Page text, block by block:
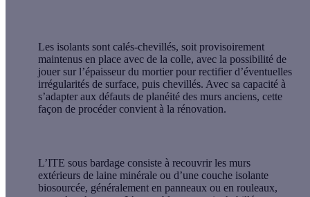
Les isolants sont calés-chevillés, soit provisoirement
maintenus en place avec de la colle, avec la possibilité de
jouer sur l’épaisseur du mortier pour rectifier d’éventuelles
irrégularités de surface, puis chevillés. Avec sa capacité à
s’adapter aux défauts de planéité des murs anciens, cette
façon de procéder convient à la rénovation.
L’ITE sous bardage consiste à recouvrir les murs
extérieurs de laine minérale ou d’une couche isolante
biosourcée, généralement en panneaux ou en rouleaux,